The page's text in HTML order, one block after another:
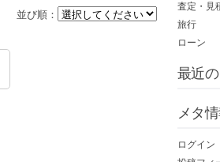
並び順：
査定・見
旅行
ローン
最近
メタ
ログイン